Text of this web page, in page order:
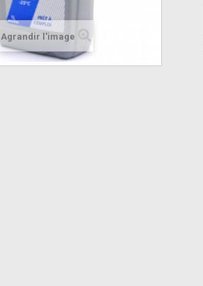
Agrandir l'image